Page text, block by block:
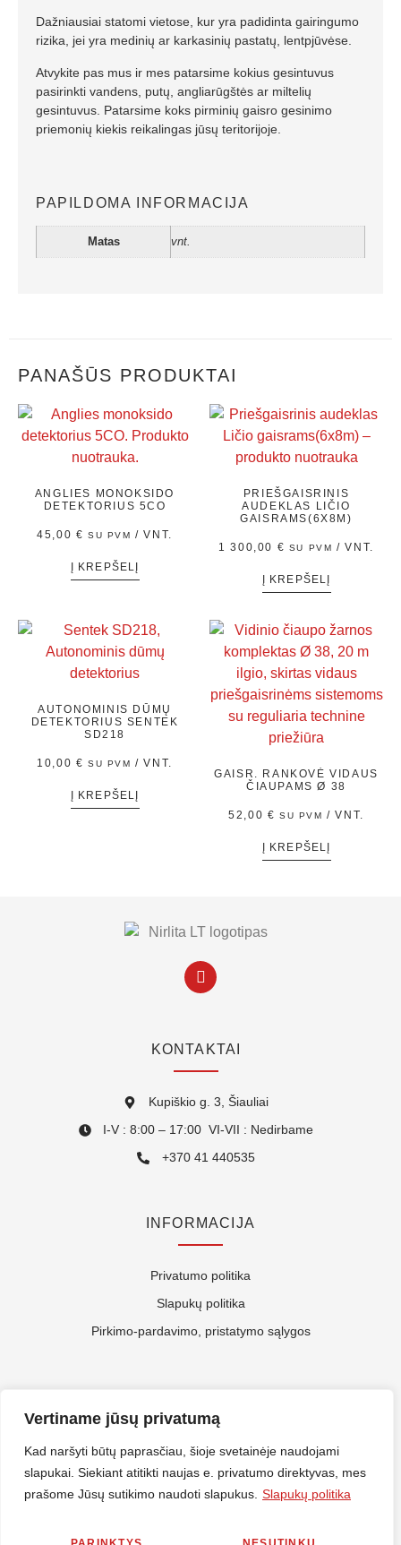
Vertiname jūsų privatumą
Kad naršyti būtų paprasčiau, šioje svetainėje naudojami
slapukai. Siekiant atitikti naujas e. privatumo direktyvas, mes
prašome Jūsų sutikimo naudoti slapukus. Slapukų politika
Dažniausiai statomi vietose, kur yra padidinta gairingumo
rizika, jei yra medinių ar karkasinių pastatų, lentpjūvėse.
Atvykite pas mus ir mes patarsime kokius gesintuvus
pasirinkti vandens, putų, angliarūgštės ar miltelių
gesintuvus. Patarsime koks pirminių gaisro gesinimo
priemonių kiekis reikalingas jūsų teritorijoje.
PAPILDOMA INFORMACIJA
Matas vnt.
PANAŠŪS PRODUKTAI
ANGLIES MONOKSIDO
DETEKTORIUS 5CO
45,00 € SU PVM / VNT.
Į KREPŠELĮ
PRIEŠGAISRINIS
AUDEKLAS LIČIO
GAISRAMS(6X8M)
1 300,00 € SU PVM / VNT.
Į KREPŠELĮ
AUTONOMINIS DŪMŲ
DETEKTORIUS SENTEK
SD218
10,00 € SU PVM / VNT.
Į KREPŠELĮ
GAISR. RANKOVĖ VIDAUS
ČIAUPAMS Ø 38
52,00 € SU PVM / VNT.
Į KREPŠELĮ
KONTAKTAI
Kupiškio g. 3, Šiauliai
I-V : 8:00 – 17:00 VI-VII : Nedirbame
+370 41 440535
INFORMACIJA
Privatumo politika
Slapukų politika
Pirkimo-pardavimo, pristatymo sąlygos
Kontaktai
Rekvizitai
ES Parama